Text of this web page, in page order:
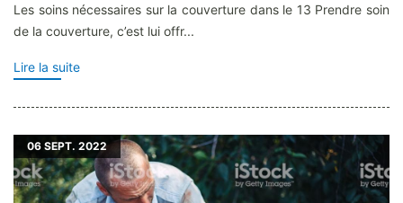
Les soins nécessaires sur la couverture dans le 13 Prendre soin
de la couverture, c’est lui offr...
Lire la suite
06 SEPT. 2022